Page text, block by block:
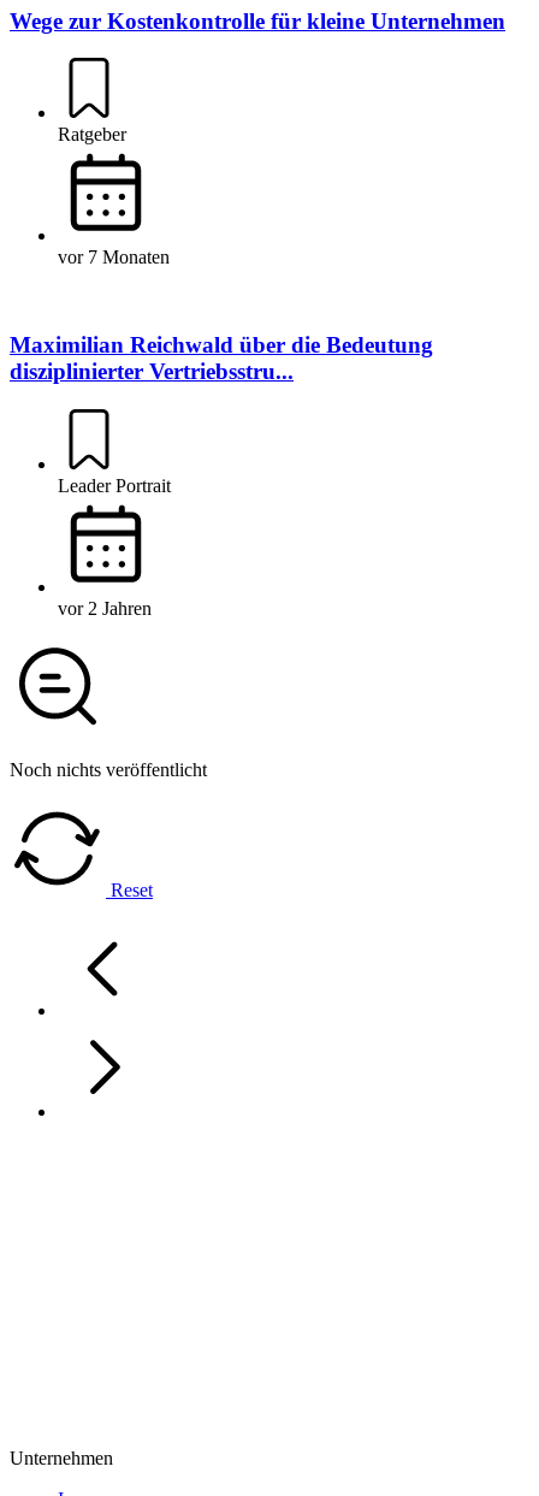
Wege zur Kostenkontrolle für kleine Unternehmen
Ratgeber
vor 7 Monaten
Maximilian Reichwald über die Bedeutung
disziplinierter Vertriebsstru...
Leader Portrait
vor 2 Jahren
Noch nichts veröffentlicht
Reset
Unternehmen